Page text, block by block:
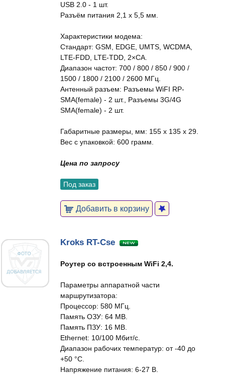
USB 2.0 - 1 шт.
Разъём питания 2,1 х 5,5 мм.
Характеристики модема:
Стандарт: GSM, EDGE, UMTS, WCDMA,
LTE-FDD, LTE-TDD, 2×CA.
Диапазон частот: 700 / 800 / 850 / 900 /
1500 / 1800 / 2100 / 2600 МГц.
Антенный разъем: Разъемы WiFI RP-
SMA(female) - 2 шт., Разъемы 3G/4G
SMA(female) - 2 шт.
Габаритные размеры, мм: 155 x 135 x 29.
Вес с упаковкой: 600 грамм.
Цена по запросу
Под заказ
Добавить в корзину
Kroks RT-Cse
Роутер со встроенным WiFi 2,4.
Параметры аппаратной части
маршрутизатора:
Процессор: 580 МГц.
Память ОЗУ: 64 MB.
Память ПЗУ: 16 MB.
Ethernet: 10/100 Мбит/c.
Диапазон рабочих температур: от -40 до
+50 °C.
Напряжение питания: 6-27 В.